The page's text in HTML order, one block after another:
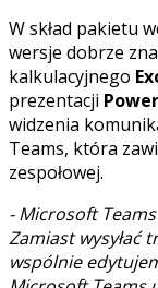
W skład pakietu
wersje dobrze
kalkulacyjnego
prezentacji
widzenia
Teams, która
zespołowej.
- Microsoft
Zamiast wysyłać
wspólnie